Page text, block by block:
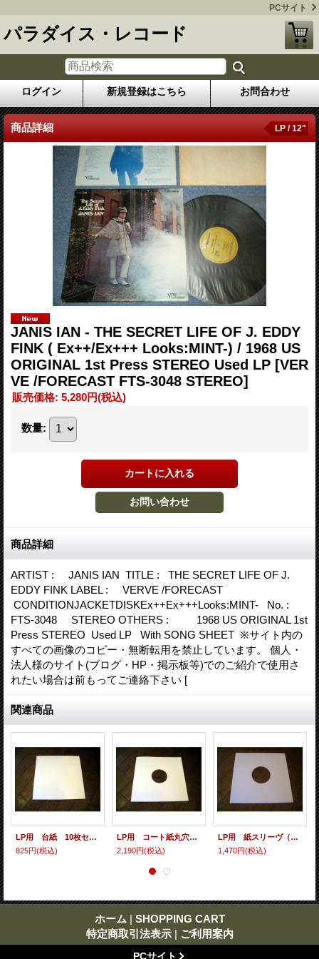
PCサイト
パラダイス・レコード
ログイン 新規登録はこちら お問合わせ
商品詳細 LP / 12"
JANIS IAN - THE SECRET LIFE OF J. EDDY
FINK ( Ex++/Ex+++ Looks:MINT-) / 1968 US
ORIGINAL 1st Press STEREO Used LP [VER
VE /FORECAST FTS-3048 STEREO]
販売価格: 5,280円(税込)
数量:
商品詳細
ARTIST : JANIS IAN TITLE : THE SECRET LIFE OF J.
EDDY FINK LABEL : VERVE /FORECAST
CONDITIONJACKETDISKEx++Ex+++Looks:MINT- No. :
FTS-3048 STEREO OTHERS : 1968 US ORIGINAL 1st
Press STEREO Used LP With SONG SHEET ※サイト内の
すべての画像のコピー・無断転用を禁止しています。 個人・
法人様のサイト(ブログ・HP・掲示板等)でのご紹介で使用さ
れたい場合は前もってご連絡下さい [
関連商品
LP用 台紙 10枚セット
825円(税込)
LP用 コート紙丸穴ジャケ 10枚セット
2,190円(税込)
LP用 紙スリーヴ（レギュラー 四角の角） 10枚セット
1,470円(税込)
ホーム | SHOPPING CART
特定商取引法表示 | ご利用案内
PCサイト